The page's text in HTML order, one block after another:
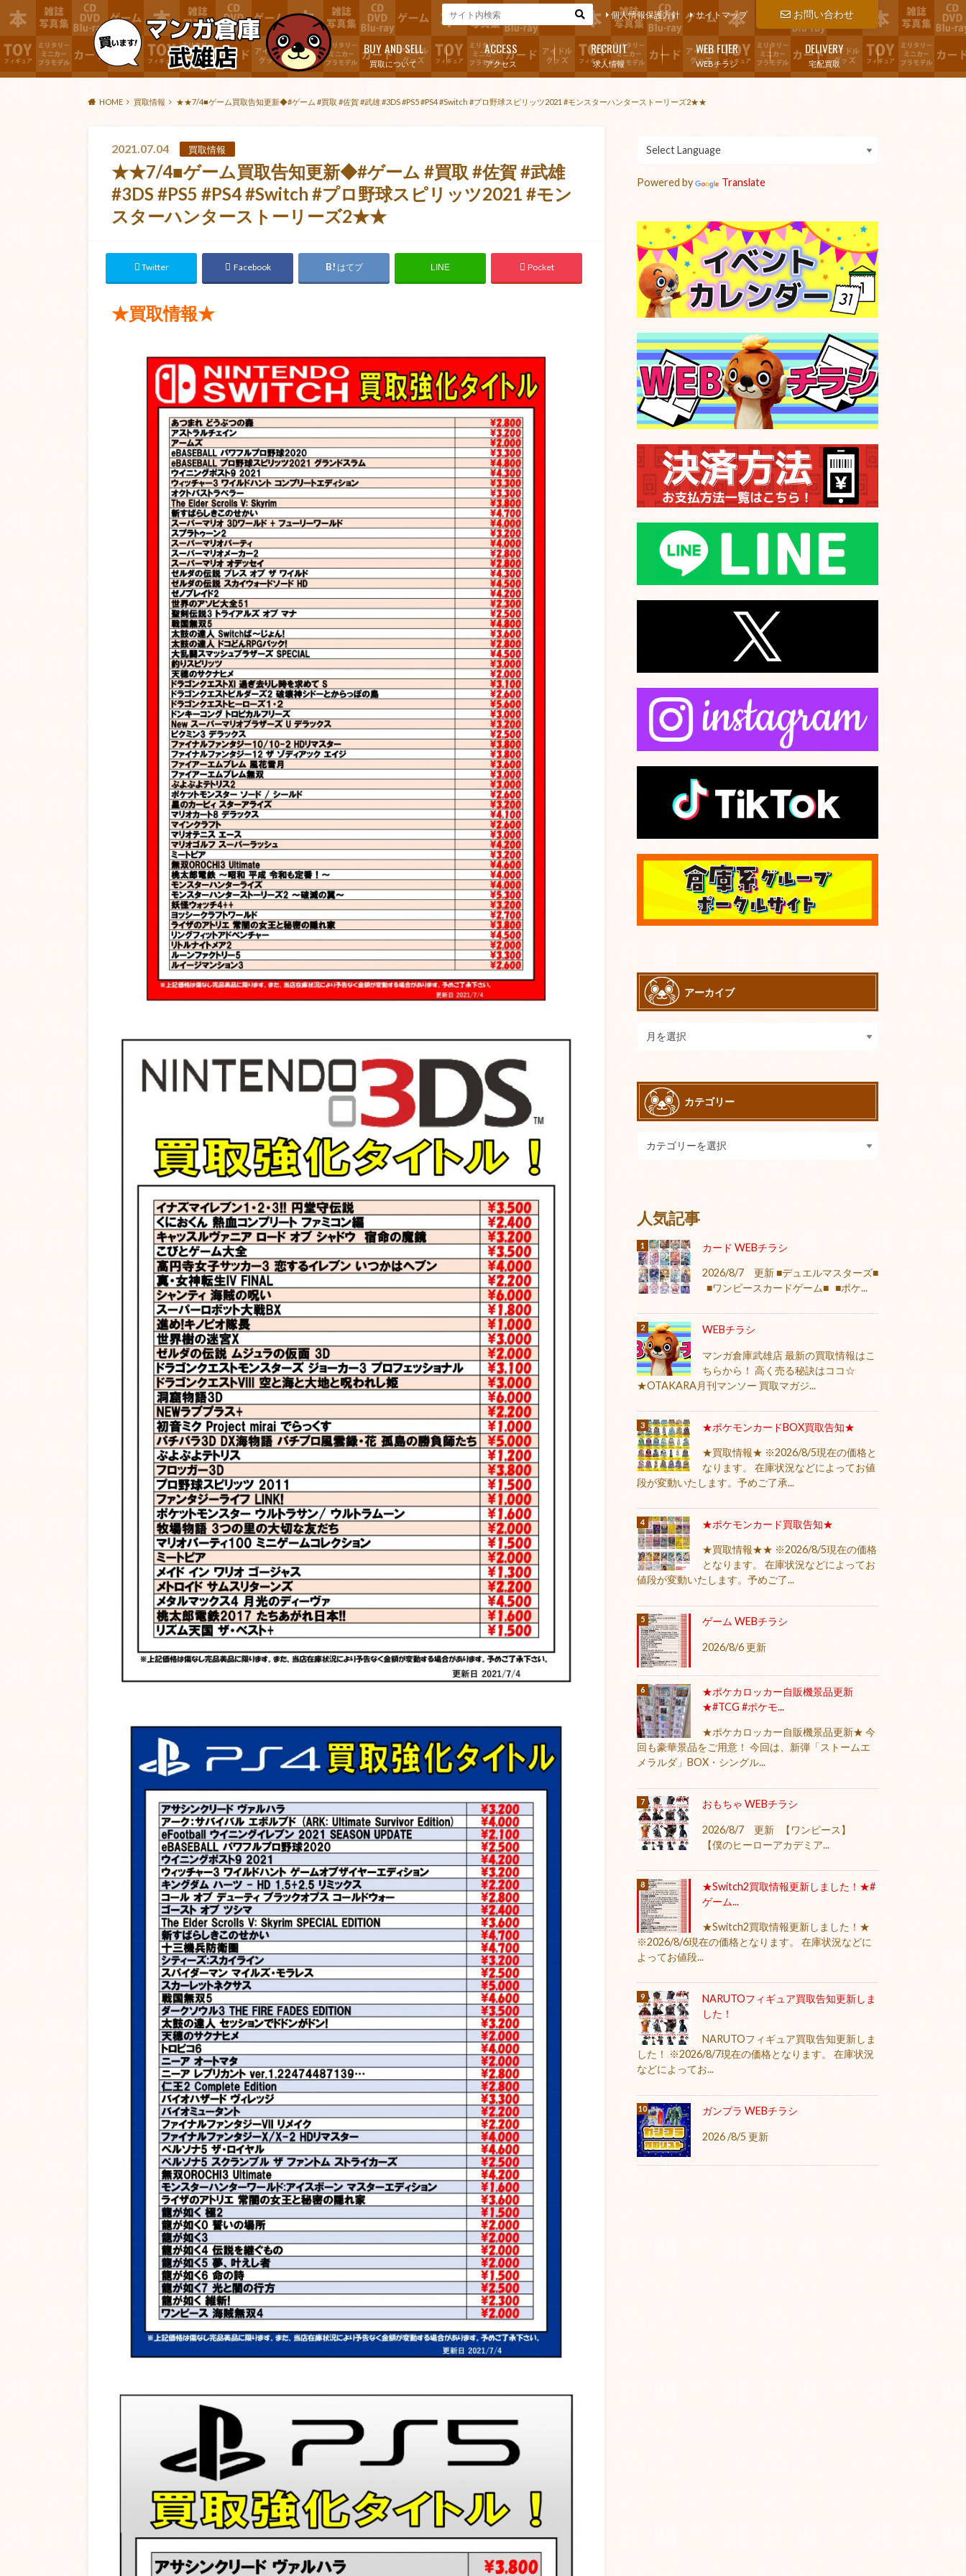
お問い合わせ
個人情報保護方針 サイトマップ
買取について
BUY AND SELL
アクセス
ACCESS
求人情報
RECRUIT
WEBチラシ
WEB FLIER
宅配買取
DELIVERY
HOME 買取情報 ★★7/4■ゲーム買取告知更新◆#ゲーム #買取 #佐賀 #武雄 #3DS #PS5 #PS4 #Switch #プロ野球スピリッツ2021 #モンスターハンターストーリーズ2★★
2021.07.04 買取情報
★★7/4■ゲーム買取告知更新◆#ゲーム #買取 #佐賀 #武雄
#3DS #PS5 #PS4 #Switch #プロ野球スピリッツ2021 #モン
スターハンターストーリーズ2★★
Twitter Facebook はてブ LINE Pocket
★買取情報★
Powered by Translate
アーカイブ
カテゴリー
人気記事
カード WEBチラシ
2026/8/7 更新 ■デュエルマスターズ■
■ワンピースカードゲーム■ ■ポケ...
WEBチラシ
マンガ倉庫武雄店 最新の買取情報はこ
ちらから！ 高く売る秘訣はココ☆
★OTAKARA月刊マンソー 買取マガジ...
★ポケモンカードBOX買取告知★
★買取情報★ ※2026/8/5現在の価格と
なります。 在庫状況などによってお値
段が変動いたします。予めご了承...
★ポケモンカード買取告知★
★買取情報★★ ※2026/8/5現在の価格
となります。 在庫状況などによってお
値段が変動いたします。予めご了...
ゲーム WEBチラシ
2026/8/6 更新
★ポケカロッカー自販機景品更新
★#TCG #ポケモ...
★ポケカロッカー自販機景品更新★ 今
回も豪華景品をご用意！ 今回は、新弾「ストームエ
メラルダ」BOX・シングル...
おもちゃ WEBチラシ
2026/8/7 更新 【ワンピース】
【僕のヒーローアカデミア...
★Switch2買取情報更新しました！★#
ゲーム...
★Switch2買取情報更新しました！★
※2026/8/6現在の価格となります。 在庫状況などに
よってお値段...
NARUTOフィギュア買取告知更新しま
した！
NARUTOフィギュア買取告知更新しま
した！ ※2026/8/7現在の価格となります。 在庫状況
などによってお...
ガンプラ WEBチラシ
2026 /8/5 更新